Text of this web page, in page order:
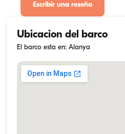
Escribir una reseña
Ubicacion del barco
El barco esta en: Alanya